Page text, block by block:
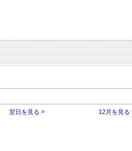
翌日を見る > 12月を見る